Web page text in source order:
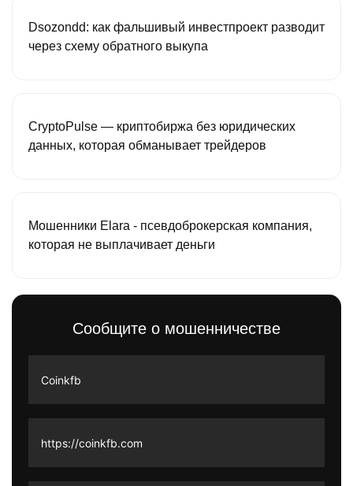
Dsozondd: как фальшивый инвестпроект разводит
через схему обратного выкупа
CryptoPulse — криптобиржа без юридических
данных, которая обманывает трейдеров
Мошенники Elara - псевдоброкерская компания,
которая не выплачивает деньги
Сообщите о мошенничестве